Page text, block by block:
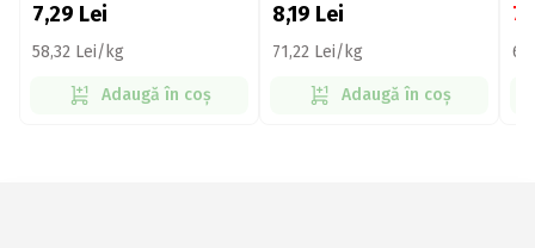
7,29 Lei
58,32 Lei/kg
Adaugă în coș
8,19 Lei
71,22 Lei/kg
Adaugă în coș